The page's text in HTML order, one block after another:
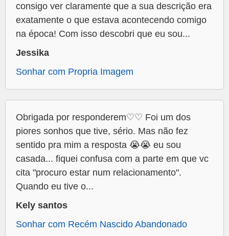
consigo ver claramente que a sua descrição era
exatamente o que estava acontecendo comigo
na época! Com isso descobri que eu sou...
Jessika
Sonhar com Propria Imagem
Obrigada por responderem♡♡ Foi um dos
piores sonhos que tive, sério. Mas não fez
sentido pra mim a resposta 😭😭 eu sou
casada... fiquei confusa com a parte em que vc
cita "procuro estar num relacionamento".
Quando eu tive o...
Kely santos
Sonhar com Recém Nascido Abandonado